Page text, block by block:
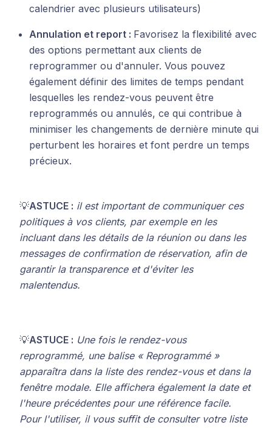
calendrier avec plusieurs utilisateurs)
Annulation et report : Favorisez la flexibilité avec
des options permettant aux clients de
reprogrammer ou d'annuler. Vous pouvez
également définir des limites de temps pendant
lesquelles les rendez-vous peuvent être
reprogrammés ou annulés, ce qui contribue à
minimiser les changements de dernière minute qui
perturbent les horaires et font perdre un temps
précieux.
💡ASTUCE : il est important de communiquer ces
politiques à vos clients, par exemple en les
incluant dans les détails de la réunion ou dans les
messages de confirmation de réservation, afin de
garantir la transparence et d'éviter les
malentendus.
💡ASTUCE : Une fois le rendez-vous
reprogrammé, une balise « Reprogrammé »
apparaîtra dans la liste des rendez-vous et dans la
fenêtre modale. Elle affichera également la date et
l'heure précédentes pour une référence facile.
Pour l'utiliser, il vous suffit de consulter votre liste